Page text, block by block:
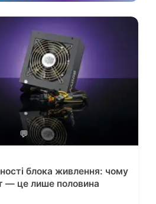
💬
блока живлення: чому
— це лише половина